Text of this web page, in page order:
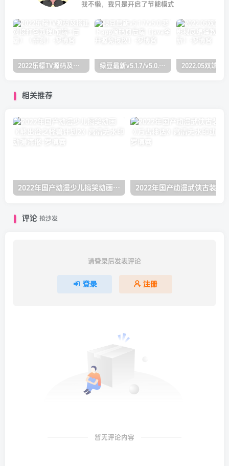
我不懒，我只是开启了节能模式
2022乐檬TV源码及搭建对接打包教程(前端+后端）（亲测） 绿豆最新v5.1.7/v5.0.萝卜app源码前后端【java全开源免授权】
相关推荐
2022年国产动漫少儿搞笑动画《熊出没之怪兽计划2》高清无水印动漫海报
评论 抢沙发
请登录后发表评论
登录 注册
暂无评论内容